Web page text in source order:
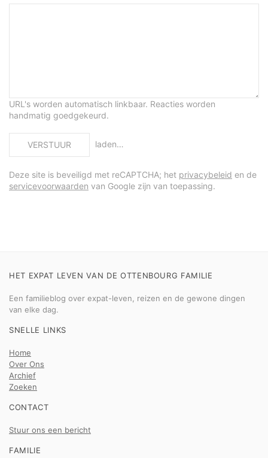
URL's worden automatisch linkbaar. Reacties worden
handmatig goedgekeurd.
VERSTUUR laden…
Deze site is beveiligd met reCAPTCHA; het privacybeleid en de
servicevoorwaarden van Google zijn van toepassing.
HET EXPAT LEVEN VAN DE OTTENBOURG FAMILIE
Een familieblog over expat-leven, reizen en de gewone dingen
van elke dag.
SNELLE LINKS
Home
Over Ons
Archief
Zoeken
CONTACT
Stuur ons een bericht
FAMILIE